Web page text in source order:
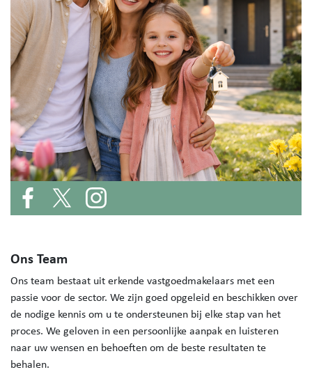
Ons Team
Ons team bestaat uit erkende vastgoedmakelaars met een
passie voor de sector. We zijn goed opgeleid en beschikken over
de nodige kennis om u te ondersteunen bij elke stap van het
proces. We geloven in een persoonlijke aanpak en luisteren
naar uw wensen en behoeften om de beste resultaten te
behalen.